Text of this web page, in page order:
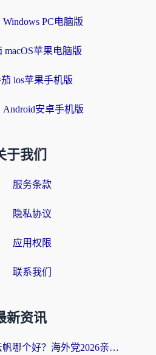
Windows PC电脑版
macOS苹果电脑版
ios苹果手机版
Android安卓手机版
于我们
服务条款
隐私协议
应用权限
联系我们
新资讯
Quickback和云帆哪个好？海外党2026亲测指南：选对加速器大陆工具，无缝刷国内剧玩国服